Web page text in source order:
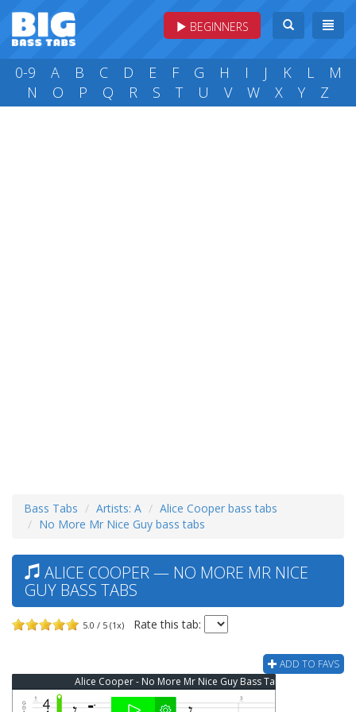
BEGINNERS
0-9 A B C D E F G H I J K L
M
N
O P Q R S T U V W X Y Z
Bass Tabs Artists: A
Alice Cooper bass tabs
No More Mr Nice Guy bass tabs
ALICE COOPER — NO MORE MR NICE
GUY BASS TABS
5.0 / 5 (1x) Rate this tab:
ADD TO FAVS
Alice Cooper - No More Mr Nice Guy Bass Tab